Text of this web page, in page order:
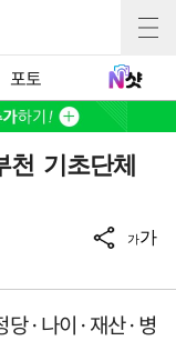
포토
천 기초단체
가가
당·나이·재산·병